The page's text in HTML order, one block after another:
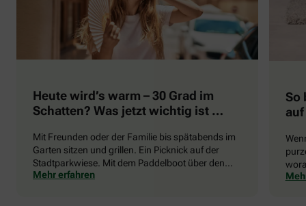
Heute wird’s warm – 30 Grad im
Schatten? Was jetzt wichtig ist …
Mit Freunden oder der Familie bis spätabends im
Garten sitzen und grillen. Ein Picknick auf der
Stadtparkwiese. Mit dem Paddelboot über den
See gleiten oder eine Radtour durch die blühende
Mehr erfahren
So
die